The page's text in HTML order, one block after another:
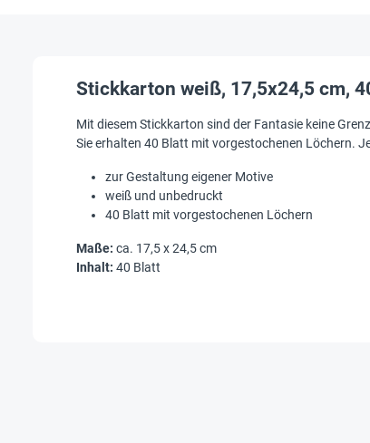
Stickkarton weiß, 17,5x24,5 cm,
Mit diesem Stickkarton sind der Fantasie keine
Sie erhalten 40 Blatt mit vorgestochenen Löchern.
zur Gestaltung eigener Motive
weiß und unbedruckt
40 Blatt mit vorgestochenen Löchern
Maße: ca. 17,5 x 24,5 cm
Inhalt: 40 Blatt